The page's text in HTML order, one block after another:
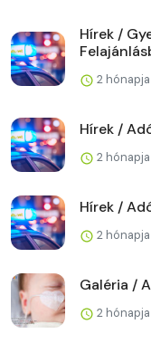
Hírek /
2
Hírek /
2
Hírek /
2
Galéria /
2